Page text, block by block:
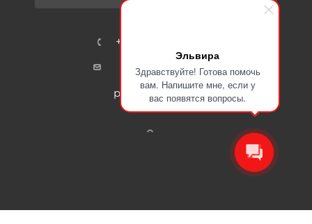
Эльвира
Здравствуйте! Готова помочь
вам. Напишите мне, если у
вас появятся вопросы.
+7-915-401-91-17
mail@certa24.ru
plast@certa-plast.ru